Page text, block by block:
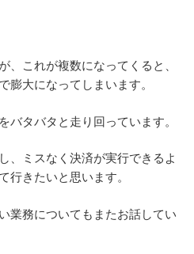
、これが複数になってくると、
膨大になってしまいます。
バタバタと走り回っています。
、ミスなく決済が実行できるよ
行きたいと思います。
業務についてもまたお話してい